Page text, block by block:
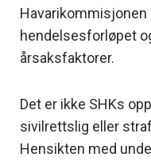
Havarikommisjonen
hendelsesforløpet
årsaksfaktorer.
Det er ikke SHKs
sivilrettslig eller
Hensikten med